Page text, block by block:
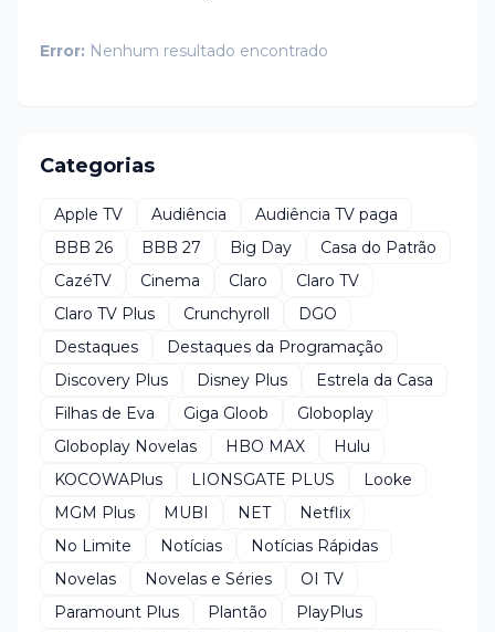
Error: Nenhum resultado encontrado
Categorias
Apple TV Audiência
Audiência TV paga
BBB 26
BBB 27 Big Day
Casa do Patrão
CazéTV
Cinema Claro
Claro TV
Claro TV Plus
Crunchyroll
DGO
Destaques
Destaques da Programação
Discovery Plus
Disney Plus
Estrela da Casa
Filhas de Eva
Giga Gloob
Globoplay
Globoplay Novelas
HBO MAX
Hulu
KOCOWAPlus
LIONSGATE PLUS
Looke
MGM Plus
MUBI NET
Netflix
No Limite
Notícias
Notícias Rápidas
Novelas
Novelas e Séries
OI TV
Paramount Plus
Plantão
PlayPlus